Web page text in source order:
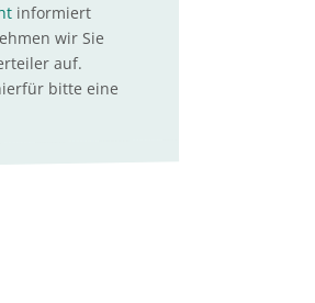
informiert
wir Sie
auf.
bitte eine